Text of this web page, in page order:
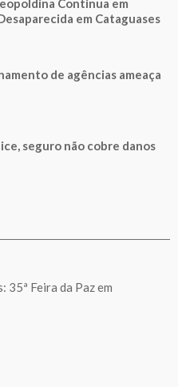
Continua em
em Cataguases
de agências ameaça
seguro não cobre danos
35ª Feira da Paz em